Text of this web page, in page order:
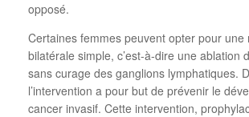
opposé.
Certaines femmes peuvent opter pour une
bilatérale simple, c’est-à-dire une ablation
sans curage des ganglions lymphatiques.
l’intervention a pour but de prévenir le
cancer invasif. Cette intervention,